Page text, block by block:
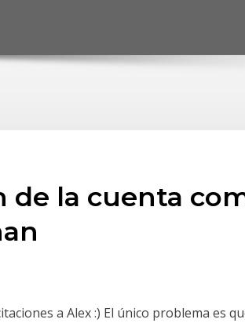
de la cuenta
a Alex :) El único problema es